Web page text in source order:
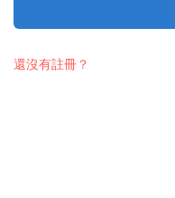
還沒有註冊？